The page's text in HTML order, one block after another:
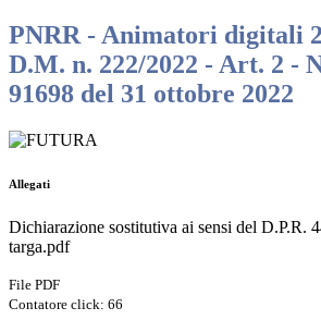
PNRR - Animatori digitali
D.M. n. 222/2022 - Art. 2 -
91698 del 31 ottobre 2022
Allegati
Dichiarazione sostitutiva ai sensi del D.P.R.
targa.pdf
File PDF
Contatore click: 66